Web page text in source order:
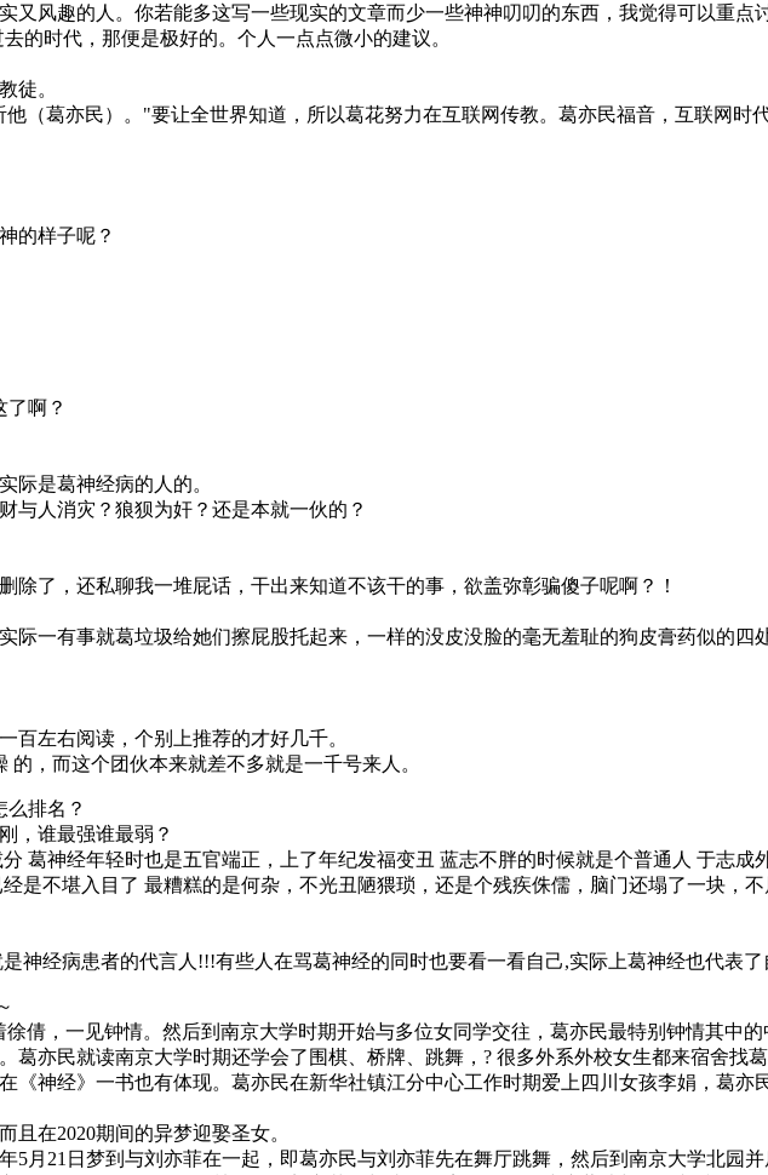
又风趣的人。你若能多这写一些现实的文章而少一些神神叨叨的东西，我觉得可以重点
的时代，那便是极好的。个人一点点微小的建议。
徒。
（葛亦民）。"要让全世界知道，所以葛花努力在互联网传教。葛亦民福音，互联网时代
的样子呢？
了啊？
际是葛神经病的人的。
与人消灾？狼狈为奸？还是本就一伙的？
了，还私聊我一堆屁话，干出来知道不该干的事，欲盖弥彰骗傻子呢啊？！
一有事就葛垃圾给她们擦屁股托起来，一样的没皮没脸的毫无羞耻的狗皮膏药似的四
百左右阅读，个别上推荐的才好几千。
，而这个团伙本来就差不多就是一千号来人。
排名？
，谁最强谁最弱？
葛神经年轻时也是五官端正，上了年纪发福变丑 蓝志不胖的时候就是个普通人 于志成
是不堪入目了 最糟糕的是何杂，不光丑陋猥琐，还是个残疾侏儒，脑门还塌了一块，
神经病患者的代言人!!!有些人在骂葛神经的同时也要看一看自己,实际上葛神经也代表了
倩，一见钟情。然后到南京大学时期开始与多位女同学交往，葛亦民最特别钟情其中
亦民就读南京大学时期还学会了围棋、桥牌、跳舞，? 很多外系外校女生都来宿舍找
《神经》一书也有体现。葛亦民在新华社镇江分中心工作时期爱上四川女孩李娟，葛亦
在2020期间的异梦迎娶圣女。
5月21日梦到与刘亦菲在一起，即葛亦民与刘亦菲先在舞厅跳舞，然后到南京大学北园